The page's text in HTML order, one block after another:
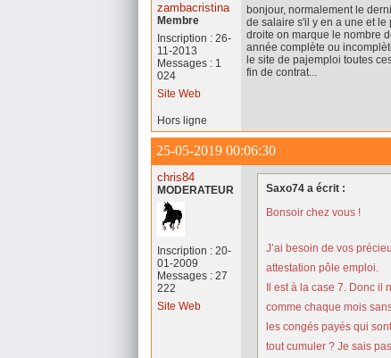
zambacristina
Membre
Inscription : 26-
11-2013
Messages : 1
024
Site Web
bonjour, normalement le
de salaire s'il y en a une et
droite on marque le nombre
année complète ou
le site de pajemploi toutes
fin de contrat...
Hors ligne
25-05-2019 00:06:30
chris84
MODERATEUR
Inscription : 20-
01-2009
Messages : 27
222
Site Web
Saxo74 a écrit :
Bonsoir chez vous !
J’ai besoin de vos
attestation pôle emploi.
Il est à la case 7. Donc
comme chaque mois
les congés payés qui
tout cumuler ? Je sais